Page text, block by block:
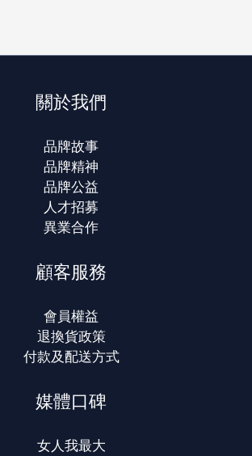
關於我們
品牌故事
品牌精神
品牌公益
人才招募
異業合作
顧客服務
會員權益
退換貨政策
付款及配送方式
媒體口碑
女人我最大